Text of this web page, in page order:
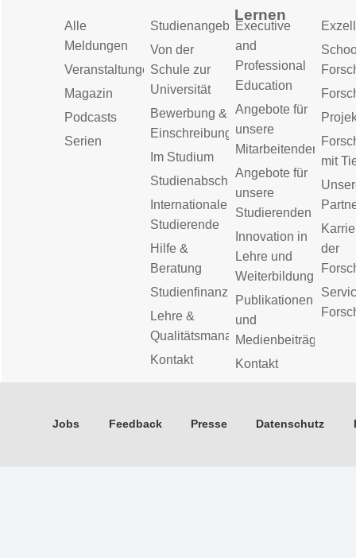
Alle
Meldungen
Veranstaltungen
Magazin
Podcasts
Serien
Studienangebot
Von der
Schule zur
Universität
Bewerbung &
Einschreibung
Im Studium
Studienabschluss
Internationale
Studierende
Hilfe &
Beratung
Studienfinanzierung
Lehre &
Qualitätsmanagement
Kontakt
Lernen
Executive
and
Professional
Education
Angebote für
unsere
Mitarbeitenden
Angebote für
unsere
Studierenden
Innovation in
Lehre und
Weiterbildung
Publikationen
und
Medienbeiträge
Kontakt
mit
der
Jobs Feedback Presse Datenschutz